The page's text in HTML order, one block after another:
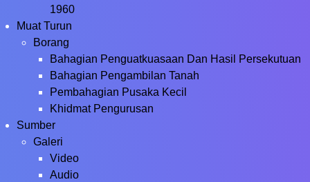
1960
Muat Turun
Borang
Bahagian Penguatkuasaan Dan Hasil Persekutuan
Bahagian Pengambilan Tanah
Pembahagian Pusaka Kecil
Khidmat Pengurusan
Sumber
Galeri
Video
Audio